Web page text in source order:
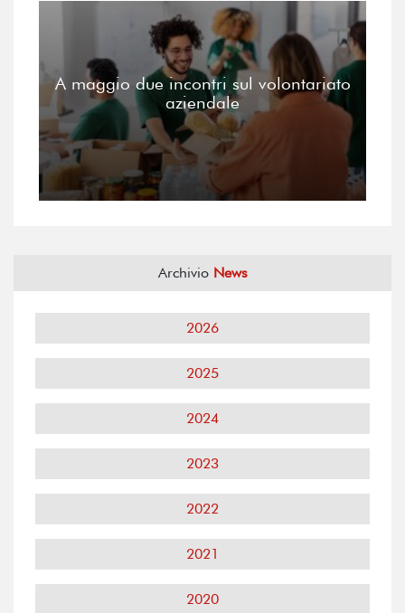
A maggio due incontri sul volontariato
aziendale
Archivio News
2026
2025
2024
2023
2022
2021
2020